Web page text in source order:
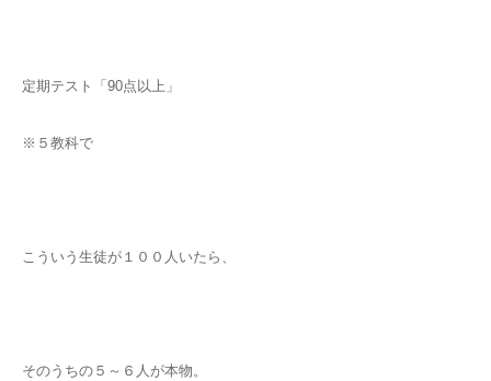
定期テスト「90点以上」
※５教科で
こういう生徒が１００人いたら、
そのうちの５～６人が本物。